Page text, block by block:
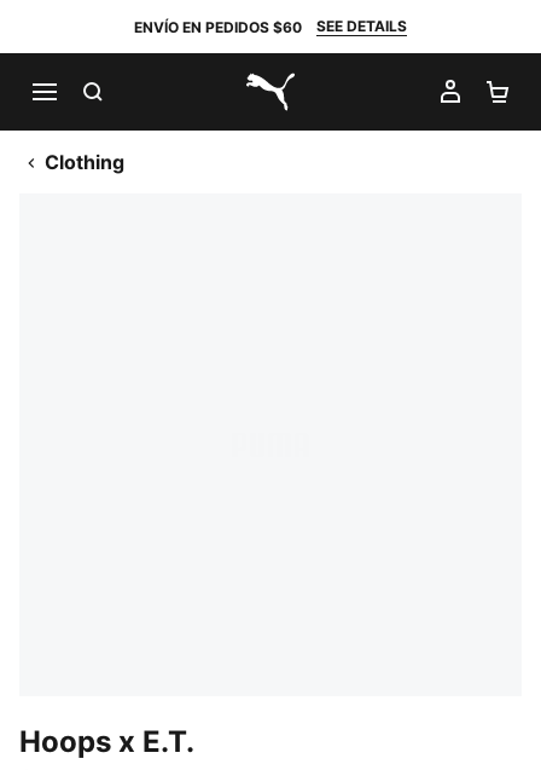
ENVÍO EN PEDIDOS $60 SEE DETAILS
PUMA.com
MI
Clothing
Hoops x E.T.